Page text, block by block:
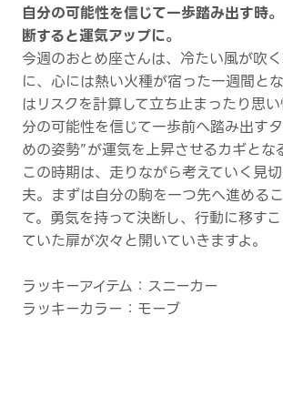
自分の可能性を信じて一歩踏み出す時
断すると運気アップに。
今週のおとめ座さんは、冷たい風が吹
に、心には熱い火種が宿った一週間と
はリスクを計算して立ち止まったり思
分の可能性を信じて一歩前へ踏み出す
めの姿勢”が運気を上昇させるカギとな
この時期は、走りながら考えていく見
夫。まずは自分の駒を一つ先へ進める
て。勇気を持って決断し、行動に移す
ていた扉が次々と開いていきますよ。
ラッキーアイテム：スニーカー
ラッキーカラー：モーブ